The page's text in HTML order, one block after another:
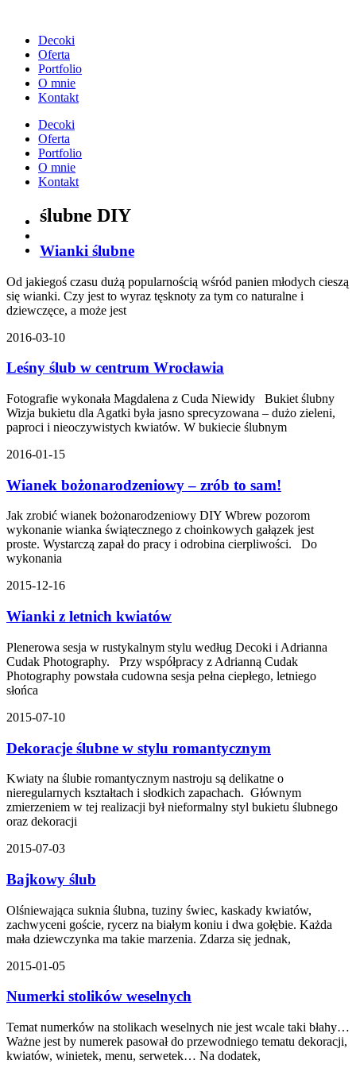
treści
Decoki
Oferta
Portfolio
O mnie
Kontakt
Decoki
Oferta
Portfolio
O mnie
Kontakt
ślubne DIY
Wianki ślubne
Od jakiegoś czasu dużą popularnością wśród panien młodych cieszą
się wianki. Czy jest to wyraz tęsknoty za tym co naturalne i
dziewczęce, a może jest
2016-03-10
Leśny ślub w centrum Wrocławia
Fotografie wykonała Magdalena z Cuda Niewidy Bukiet ślubny
Wizja bukietu dla Agatki była jasno sprecyzowana – dużo zieleni,
paproci i nieoczywistych kwiatów. W bukiecie ślubnym
2016-01-15
Wianek bożonarodzeniowy – zrób to sam!
Jak zrobić wianek bożonarodzeniowy DIY Wbrew pozorom
wykonanie wianka świątecznego z choinkowych gałązek jest
proste. Wystarczą zapał do pracy i odrobina cierpliwości. Do
wykonania
2015-12-16
Wianki z letnich kwiatów
Plenerowa sesja w rustykalnym stylu według Decoki i Adrianna
Cudak Photography. Przy współpracy z Adrianną Cudak
Photography powstała cudowna sesja pełna ciepłego, letniego
słońca
2015-07-10
Dekoracje ślubne w stylu romantycznym
Kwiaty na ślubie romantycznym nastroju są delikatne o
nieregularnych kształtach i słodkich zapachach. Głównym
zmierzeniem w tej realizacji był nieformalny styl bukietu ślubnego
oraz dekoracji
2015-07-03
Bajkowy ślub
Olśniewająca suknia ślubna, tuziny świec, kaskady kwiatów,
zachwyceni goście, rycerz na białym koniu i dwa gołębie. Każda
mała dziewczynka ma takie marzenia. Zdarza się jednak,
2015-01-05
Numerki stolików weselnych
Temat numerków na stolikach weselnych nie jest wcale taki błahy…
Ważne jest by numerek pasował do przewodniego tematu dekoracji,
kwiatów, winietek, menu, serwetek… Na dodatek,